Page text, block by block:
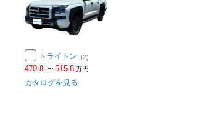
トライトン (2)
470.8 〜 515.8 万円
カタログを見る